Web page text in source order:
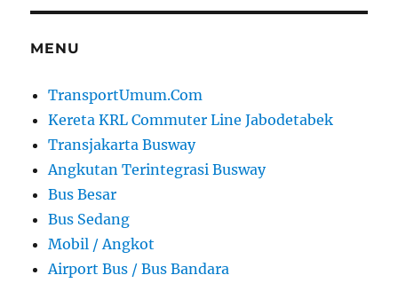
MENU
TransportUmum.Com
Kereta KRL Commuter Line Jabodetabek
Transjakarta Busway
Angkutan Terintegrasi Busway
Bus Besar
Bus Sedang
Mobil / Angkot
Airport Bus / Bus Bandara